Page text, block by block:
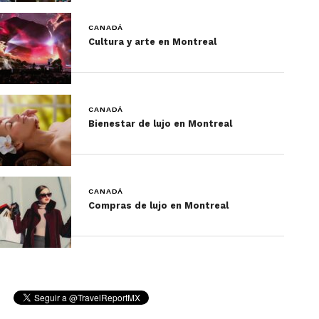
Banff & Lake Louise Tourism / Paul Zizka Photography.
El parque nacional de Jasper , el más grande de las
Montañas Rocosas, y su población homónima, no
se quedan atrás en atractivos, pues cuentan con
CANADÁ
Cultura y arte en Montreal
CANADÁ
Bienestar de lujo en Montreal
CANADÁ
Compras de lujo en Montreal